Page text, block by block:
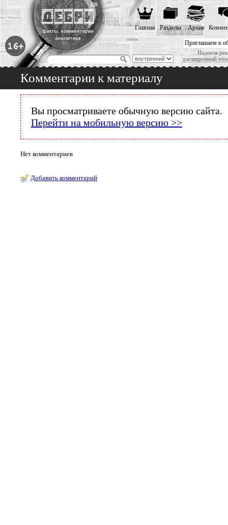
Приглашаем к
Надоела
расширенный
Главная Разделы Архив
Комментарии к материалу
Вы просматриваете обычную версию сайта.
Перейти на мобильную версию >>
Нет комментариев
Добавить комментарий